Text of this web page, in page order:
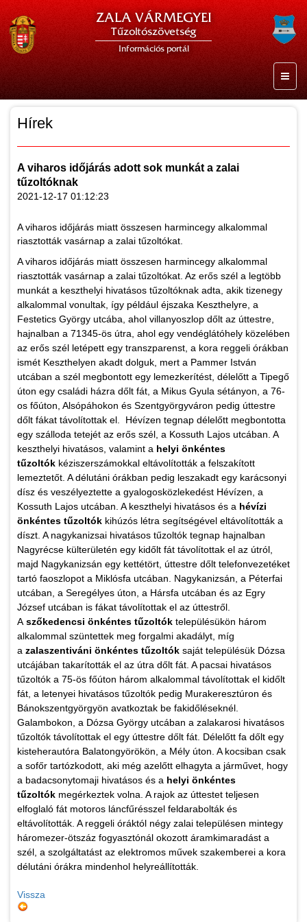
ZALA VÁRMEGYEI
Tűzoltószövetség
Információs portál
Hírek
A viharos időjárás adott sok munkát a zalai
tűzoltóknak
2021-12-17 01:12:23
A viharos időjárás miatt összesen harmincegy alkalommal
riasztották vasárnap a zalai tűzoltókat.
A viharos időjárás miatt összesen harmincegy alkalommal
riasztották vasárnap a zalai tűzoltókat. Az erős szél a legtöbb
munkát a keszthelyi hivatásos tűzoltóknak adta, akik tizenegy
alkalommal vonultak, így például éjszaka Keszthelyre, a
Festetics György utcába, ahol villanyoszlop dőlt az úttestre,
hajnalban a 71345-ös útra, ahol egy vendéglátóhely közelében
az erős szél letépett egy transzparenst, a kora reggeli órákban
ismét Keszthelyen akadt dolguk, mert a Pammer István
utcában a szél megbontott egy lemezkerítést, délelőtt a Tipegő
úton egy családi házra dőlt fát, a Mikus Gyula sétányon, a 76-
os főúton, Alsópáhokon és Szentgyörgyváron pedig úttestre
dőlt fákat távolítottak el. Hévízen tegnap délelőtt megbontotta
egy szálloda tetejét az erős szél, a Kossuth Lajos utcában. A
keszthelyi hivatásos, valamint a helyi önkéntes
tűzoltók kéziszerszámokkal eltávolították a felszakított
lemeztetőt. A délutáni órákban pedig leszakadt egy karácsonyi
dísz és veszélyeztette a gyalogosközlekedést Hévízen, a
Kossuth Lajos utcában. A keszthelyi hivatásos és a hévízi
önkéntes tűzoltók kihúzós létra segítségével eltávolították a
díszt. A nagykanizsai hivatásos tűzoltók tegnap hajnalban
Nagyrécse külterületén egy kidőlt fát távolítottak el az útról,
majd Nagykanizsán egy kettétört, úttestre dőlt telefonvezetéket
tartó faoszlopot a Miklósfa utcában. Nagykanizsán, a Péterfai
utcában, a Seregélyes úton, a Hársfa utcában és az Egry
József utcában is fákat távolítottak el az úttestről.
A szőkedencsi önkéntes tűzoltók településükön három
alkalommal szüntettek meg forgalmi akadályt, míg
a zalaszentiváni önkéntes tűzoltók saját településük Dózsa
utcájában takarították el az útra dőlt fát. A pacsai hivatásos
tűzoltók a 75-ös főúton három alkalommal távolítottak el kidőlt
fát, a letenyei hivatásos tűzoltók pedig Murakeresztúron és
Bánokszentgyörgyön avatkoztak be fakidőléseknél.
Galambokon, a Dózsa György utcában a zalakarosi hivatásos
tűzoltók távolítottak el egy úttestre dőlt fát. Délelőtt fa dőlt egy
kisteherautóra Balatongyörökön, a Mély úton. A kocsiban csak
a sofőr tartózkodott, aki még azelőtt elhagyta a járművet, hogy
a badacsonytomaji hivatásos és a helyi önkéntes
tűzoltók megérkeztek volna. A rajok az úttestet teljesen
elfoglaló fát motoros láncfűrésszel feldarabolták és
eltávolították. A reggeli óráktól négy zalai településen mintegy
háromezer-ötszáz fogyasztónál okozott áramkimaradást a
szél, a szolgáltatást az elektromos művek szakemberei a kora
délutáni órákra mindenhol helyreállították.
Vissza